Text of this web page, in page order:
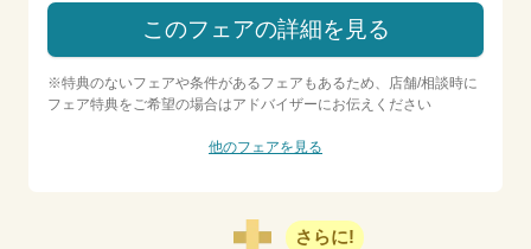
このフェアの詳細を見る
※特典のないフェアや条件があるフェアもあるため、店舗/相談時に
フェア特典をご希望の場合はアドバイザーにお伝えください
他のフェアを見る
さらに!